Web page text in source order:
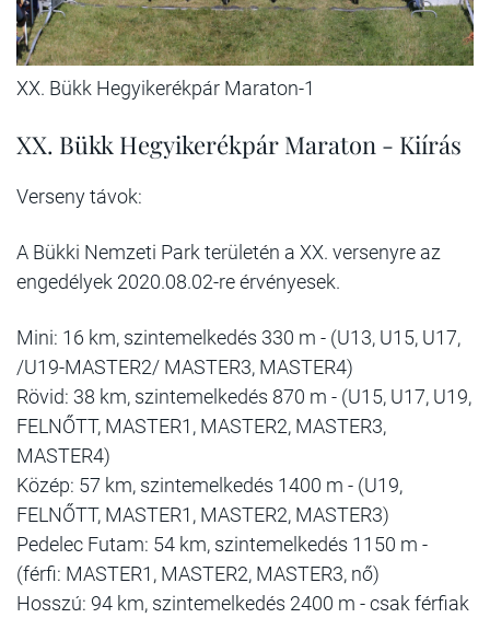
XX. Bükk Hegyikerékpár Maraton-1
XX. Bükk Hegyikerékpár Maraton - Kiírás
Verseny távok:
A Bükki Nemzeti Park területén a XX. versenyre az
engedélyek 2020.08.02-re érvényesek.
Mini: 16 km, szintemelkedés 330 m - (U13, U15, U17,
/U19-MASTER2/ MASTER3, MASTER4)
Rövid: 38 km, szintemelkedés 870 m - (U15, U17, U19,
FELNŐTT, MASTER1, MASTER2, MASTER3,
MASTER4)
Közép: 57 km, szintemelkedés 1400 m - (U19,
FELNŐTT, MASTER1, MASTER2, MASTER3)
Pedelec Futam: 54 km, szintemelkedés 1150 m -
(férfi: MASTER1, MASTER2, MASTER3, nő)
Hosszú: 94 km, szintemelkedés 2400 m - csak férfiak